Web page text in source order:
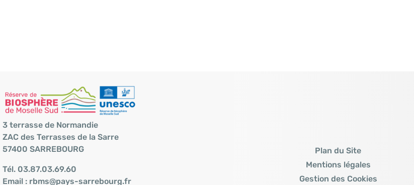
3 terrasse de Normandie
ZAC des Terrasses de la Sarre
57400 SARREBOURG
Tél. 03.87.03.69.60
Email : rbms@pays-sarrebourg.fr
Plan du Site
Mentions légales
Gestion des Cookies